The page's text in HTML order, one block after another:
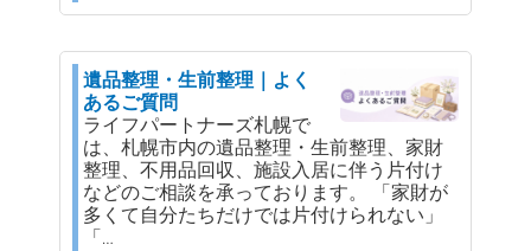
遺品整理・生前整理｜よく
あるご質問
ライフパートナーズ札幌で
は、札幌市内の遺品整理・生前整理、家財
整理、不用品回収、施設入居に伴う片付け
などのご相談を承っております。 「家財が
多くて自分たちだけでは片付けられない」
「…